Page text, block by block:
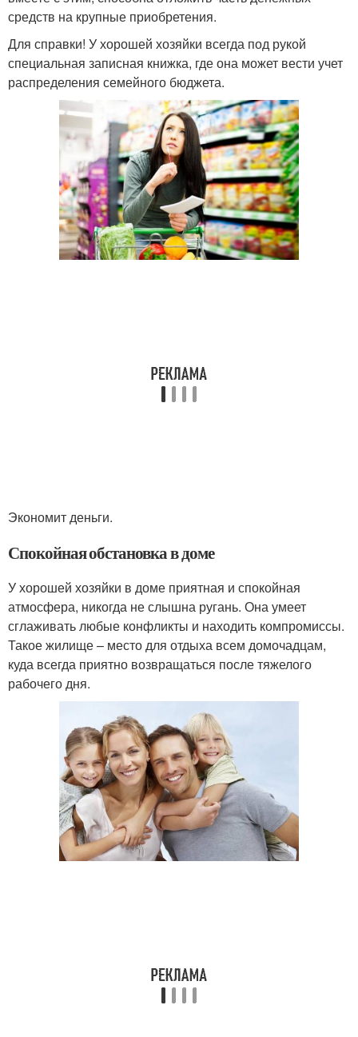
средств на крупные приобретения.
Для справки! У хорошей хозяйки всегда под рукой
специальная записная книжка, где она может вести учет
распределения семейного бюджета.
Экономит деньги.
Спокойная обстановка в доме
У хорошей хозяйки в доме приятная и спокойная
атмосфера, никогда не слышна ругань. Она умеет
сглаживать любые конфликты и находить компромиссы.
Такое жилище – место для отдыха всем домочадцам,
куда всегда приятно возвращаться после тяжелого
рабочего дня.